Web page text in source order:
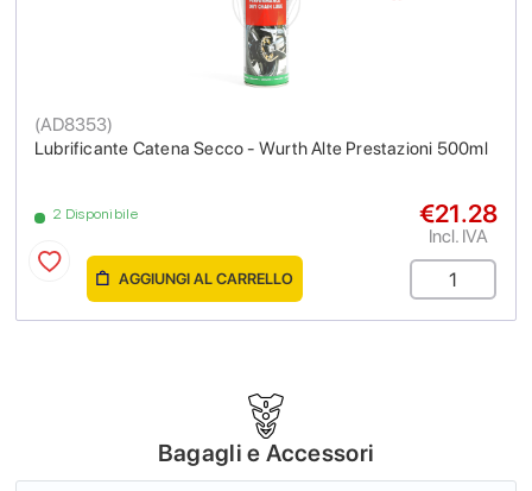
Lubrificante Catena Secco - Wurth Alte Prestazioni 500ml
(AD8353)
2 Disponibile €21.28
Incl. IVA
AGGIUNGI AL CARRELLO
Bagagli e Accessori